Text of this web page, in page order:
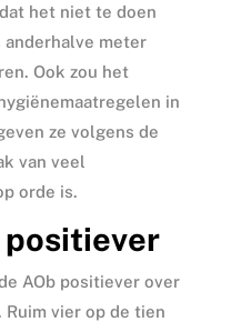
het niet te doen
anderhalve meter
Ook zou het
in
ze volgens de
van veel
orde is.
AOb positiever over
vier op de tien